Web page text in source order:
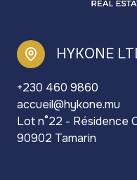
HYKONE
+230 460 9860
accueil@hykone.mu
Lot n°22 - Résidence
90902 Tamarin